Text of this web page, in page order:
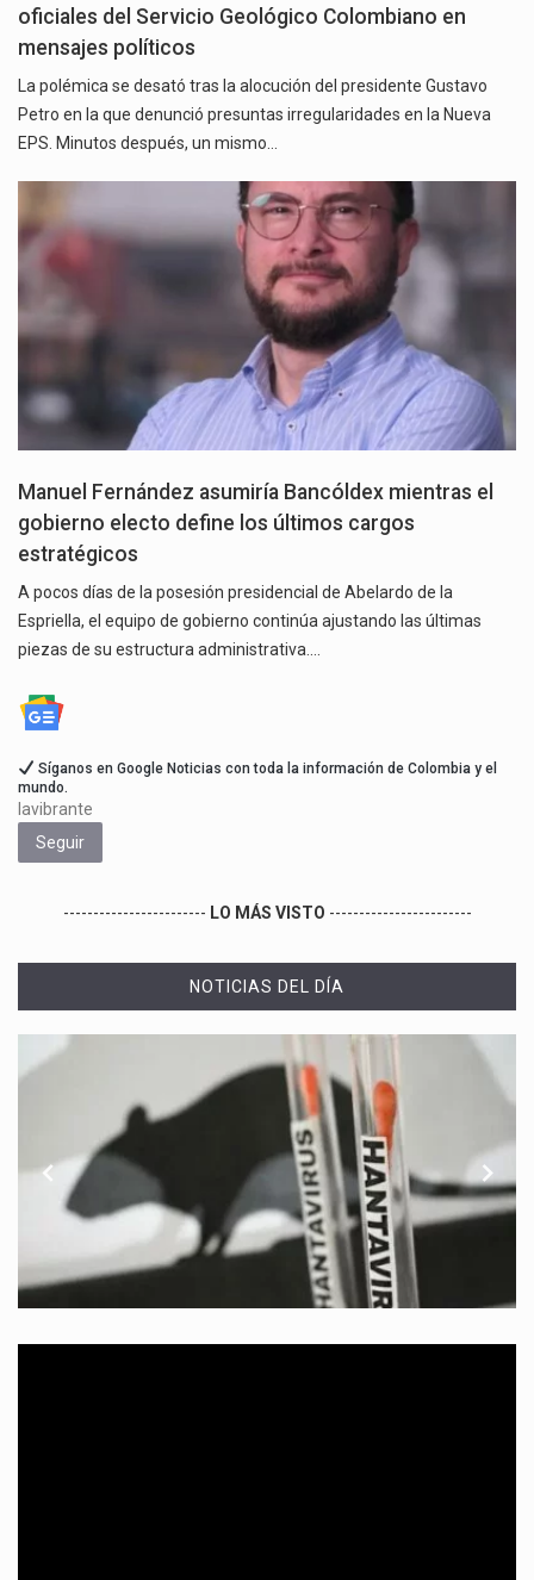
oficiales del Servicio Geológico Colombiano en
mensajes políticos
La polémica se desató tras la alocución del presidente Gustavo
Petro en la que denunció presuntas irregularidades en la Nueva
EPS. Minutos después, un mismo…
Manuel Fernández asumiría Bancóldex mientras el
gobierno electo define los últimos cargos
estratégicos
A pocos días de la posesión presidencial de Abelardo de la
Espriella, el equipo de gobierno continúa ajustando las últimas
piezas de su estructura administrativa.…
Síganos en Google Noticias con toda la información de Colombia y el
mundo.
lavibrante
Seguir
------------------------ LO MÁS VISTO ------------------------
NOTICIAS DEL DÍA